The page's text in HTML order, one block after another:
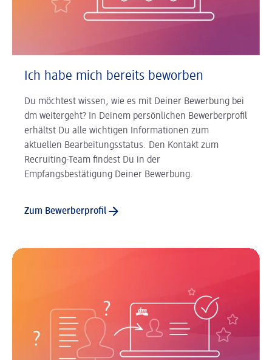
Ich habe mich bereits beworben
Du möchtest wissen, wie es mit Deiner Bewerbung bei
dm weitergeht? In Deinem persönlichen Bewerberprofil
erhältst Du alle wichtigen Informationen zum
aktuellen Bearbeitungsstatus. Den Kontakt zum
Recruiting-Team findest Du in der
Empfangsbestätigung Deiner Bewerbung.
Zum Bewerberprofil